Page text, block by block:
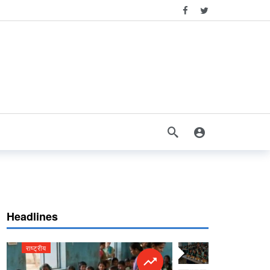
Headlines
राष्ट्रीय राष्ट्रीय